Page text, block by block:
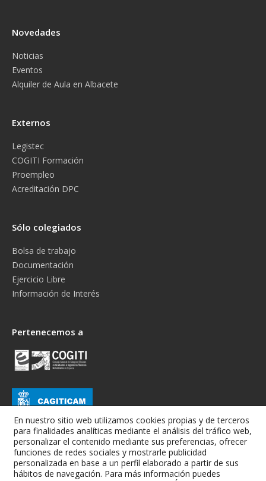
Novedades
Noticias
Eventos
Alquiler de Aula en Albacete
Externos
Legistec
COGITI Formación
Proempleo
Acreditación DPC
Sólo colegiados
Bolsa de trabajo
Documentación
Ejercicio Libre
Información de Interés
Pertenecemos a
En nuestro sitio web utilizamos cookies propias y de terceros
para finalidades analíticas mediante el análisis del tráfico web,
personalizar el contenido mediante sus preferencias, ofrecer
funciones de redes sociales y mostrarle publicidad
personalizada en base a un perfil elaborado a partir de sus
hábitos de navegación. Para más información puedes